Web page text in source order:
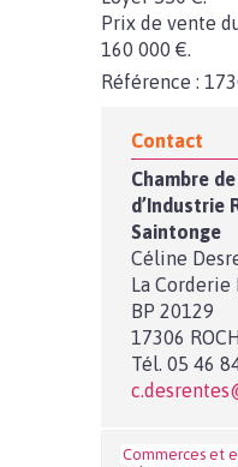
Prix de vente
160 000 €.
Référence :
Contact
Chambre
d’Industrie
Saintonge
Céline
La Corderie
BP 20129
17306
Tél. 05 46
Commerces et